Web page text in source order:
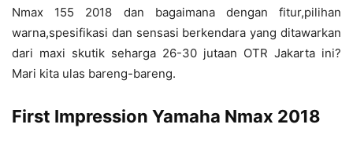
Nmax 155 2018 dan bagaimana dengan fitur,pilihan
warna,spesifikasi dan sensasi berkendara yang ditawarkan
dari maxi skutik seharga 26-30 jutaan OTR Jakarta ini?
Mari kita ulas bareng-bareng.
First Impression Yamaha Nmax 2018